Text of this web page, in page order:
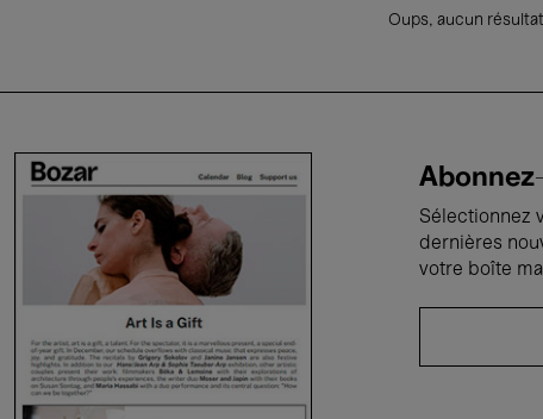
Oups, aucun
Sélectionnez
dernières
votre boîte mail